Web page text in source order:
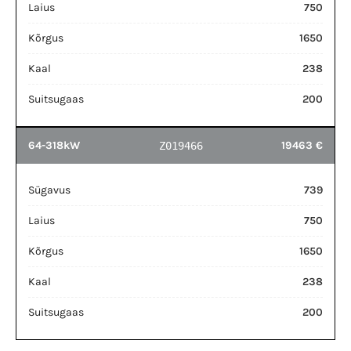
Laius 750
Kõrgus 1650
Kaal 238
Suitsugaas 200
64-318kW Z019466 19463 €
Sügavus 739
Laius 750
Kõrgus 1650
Kaal 238
Suitsugaas 200